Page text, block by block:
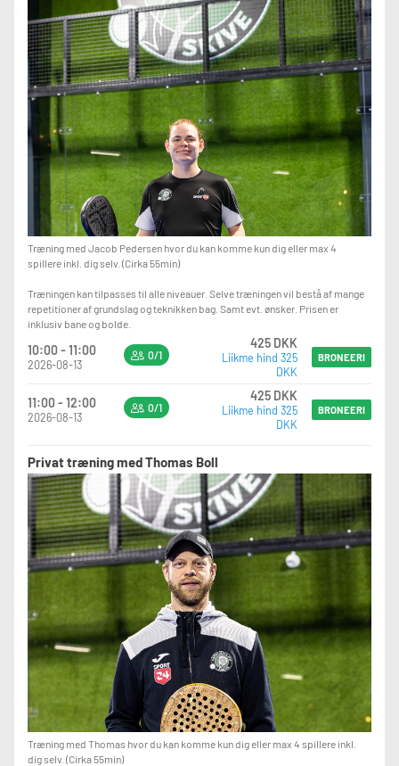
Træning med Jacob Pedersen hvor du kan komme kun dig eller max 4
spillere inkl. dig selv. (Cirka 55min)
Træningen kan tilpasses til alle niveauer. Selve træningen vil bestå af mange
repetitioner af grundslag og teknikken bag. Samt evt. ønsker. Prisen er
inklusiv bane og bolde.
10:00 - 11:00
2026-08-13
0/1
425 DKK
Liikme hind 325
DKK
BRONEERI
11:00 - 12:00
2026-08-13
0/1
425 DKK
Liikme hind 325
DKK
BRONEERI
Privat træning med Thomas Boll
Træning med Thomas hvor du kan komme kun dig eller max 4 spillere inkl.
dig selv. (Cirka 55min)